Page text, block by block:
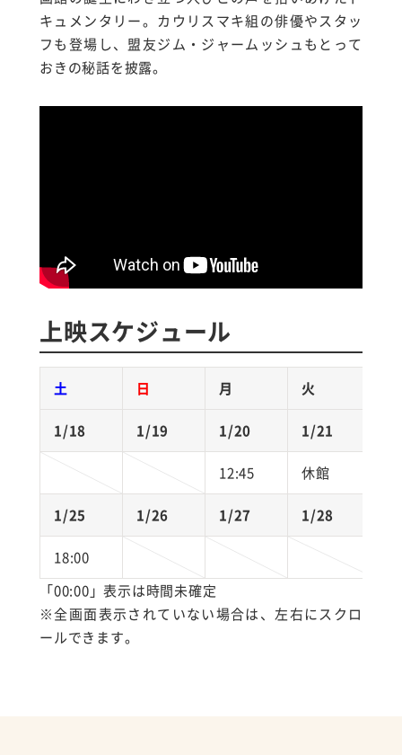
キュメンタリー。カウリスマキ組の俳優やスタッ
フも登場し、盟友ジム・ジャームッシュもとって
おきの秘話を披露。
上映スケジュール
土 日 月 火
1/18 1/19 1/20 1/21
12:45 休館
1/25 1/26 1/27 1/28
18:00
「00:00」表示は時間未確定
※全画面表示されていない場合は、左右にスクロ
ールできます。